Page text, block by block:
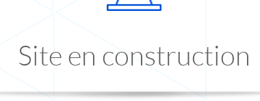
Site en construction